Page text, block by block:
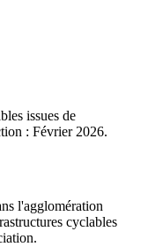
issues de
: Février 2026.
l'agglomération
cyclables